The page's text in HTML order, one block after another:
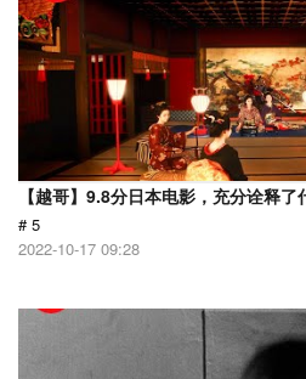
【越哥】9.8分日本电影，充分诠释了
# 5
2022-10-17 09:28